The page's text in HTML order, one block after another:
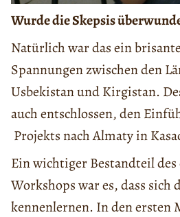
Wurde die Skepsis
Natürlich war das ein
Spannungen zwischen den
Usbekistan und Kirgistan.
auch entschlossen, den
Projekts nach Almaty in
Ein wichtiger Bestandteil
Workshops war es, dass sich
kennenlernen. In den ersten